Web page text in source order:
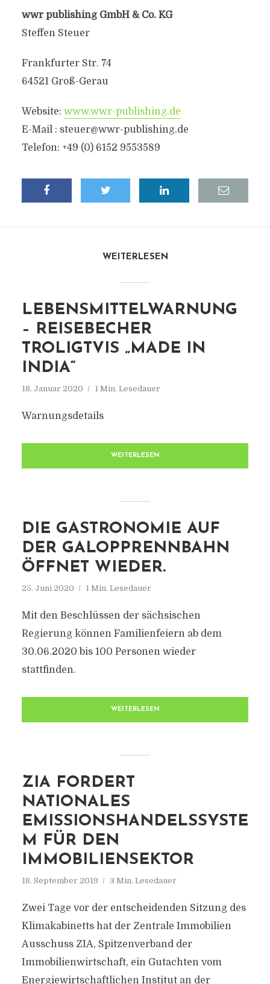
wwr publishing GmbH & Co. KG
Steffen Steuer
Frankfurter Str. 74
64521 Groß-Gerau
Website: www.wwr-publishing.de
E-Mail : steuer@wwr-publishing.de
Telefon: +49 (0) 6152 9553589
WEITERLESEN
LEBENSMITTELWARNUNG
– REISEBECHER
TROLIGTVIS „MADE IN
INDIA“
18. Januar 2020 1 Min. Lesedauer
Warnungsdetails
WEITERLESEN
DIE GASTRONOMIE AUF
DER GALOPPRENNBAHN
ÖFFNET WIEDER.
25. Juni 2020 1 Min. Lesedauer
Mit den Beschlüssen der sächsischen
Regierung können Familienfeiern ab dem
30.06.2020 bis 100 Personen wieder
stattfinden.
WEITERLESEN
ZIA FORDERT
NATIONALES
EMISSIONSHANDELSSYSTE
M FÜR DEN
IMMOBILIENSEKTOR
18. September 2019 3 Min. Lesedauer
Zwei Tage vor der entscheidenden Sitzung des
Klimakabinetts hat der Zentrale Immobilien
Ausschuss ZIA, Spitzenverband der
Immobilienwirtschaft, ein Gutachten vom
Energiewirtschaftlichen Institut an der